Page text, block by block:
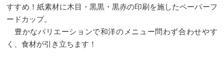
すすめ！紙素材に木目・黒黒・黒赤の印刷を施したペーパーフ
ードカップ。
豊かなバリエーションで和洋のメニュー問わず合わせやす
く、食材が引き立ちます！